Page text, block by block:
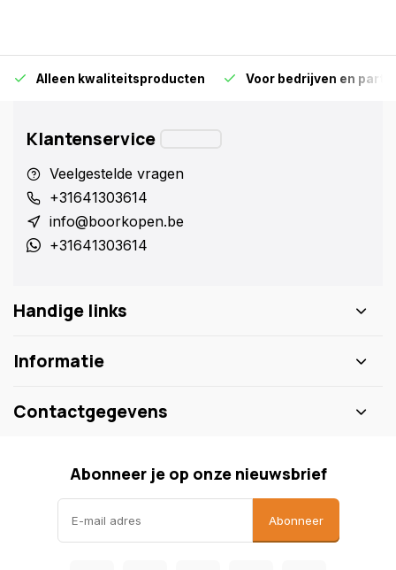
Alleen kwaliteitsproducten Voor bedrijven en
Klantenservice
Veelgestelde vragen
+31641303614
info@boorkopen.be
+31641303614
Handige links
Informatie
Contactgegevens
Abonneer je op onze nieuwsbrief
Abonneer